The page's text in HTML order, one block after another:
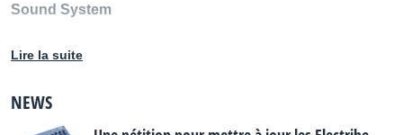
Sound System
Sampling Frequency : 48.0 kHz
Lire la suite
NEWS